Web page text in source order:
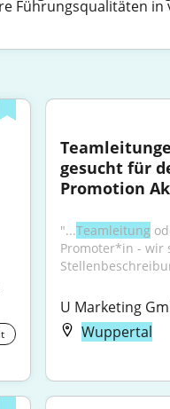
Führungsqualitäten
gesucht für
Promotion
"...Teamleitung
Promoter*in - wir
U Marketing
Wuppertal